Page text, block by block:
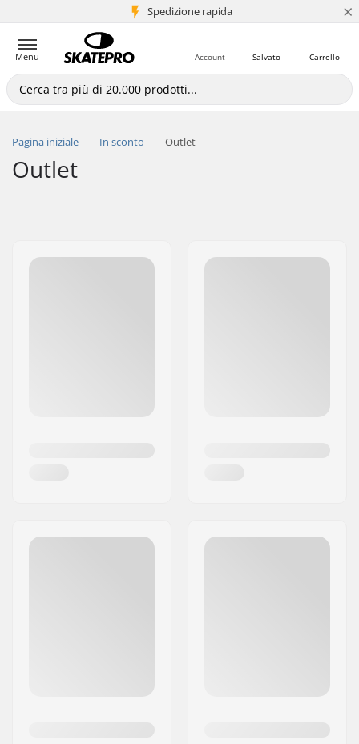
Spedizione rapida
+5 mln di clienti ×
Menu Carrello
Salvato
Account
Pagina iniziale In sconto Outlet
Outlet